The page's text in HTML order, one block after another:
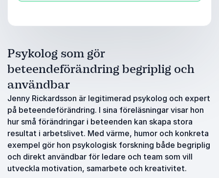
Psykolog som gör
beteendeförändring begriplig och
användbar
Jenny Rickardsson är legitimerad psykolog och expert
på beteendeförändring. I sina föreläsningar visar hon
hur små förändringar i beteenden kan skapa stora
resultat i arbetslivet. Med värme, humor och konkreta
exempel gör hon psykologisk forskning både begriplig
och direkt användbar för ledare och team som vill
utveckla motivation, samarbete och kreativitet.